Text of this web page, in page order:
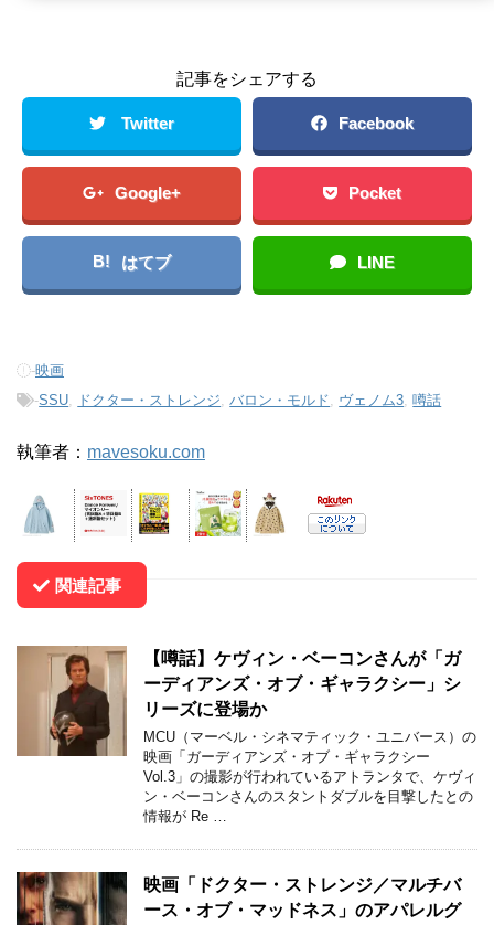
記事をシェアする
Twitter Facebook
Google+ Pocket
B! はてブ LINE
-映画
-SSU ドクター・ストレンジ ,バロン・モルド ヴェノム3 噂話
執筆者： mavesoku.com
関連記事
【噂話】ケヴィン・ベーコンさんが「ガ
ーディアンズ・オブ・ギャラクシー」シ
リーズに登場か
MCU（マーベル・シネマティック・ユニバース）の
映画「ガーディアンズ・オブ・ギャラクシー
Vol.3」の撮影が行われているアトランタで、ケヴィ
ン・ベーコンさんのスタントダブルを目撃したとの
情報が Re …
映画「ドクター・ストレンジ／マルチバ
ース・オブ・マッドネス」のアパレルグ